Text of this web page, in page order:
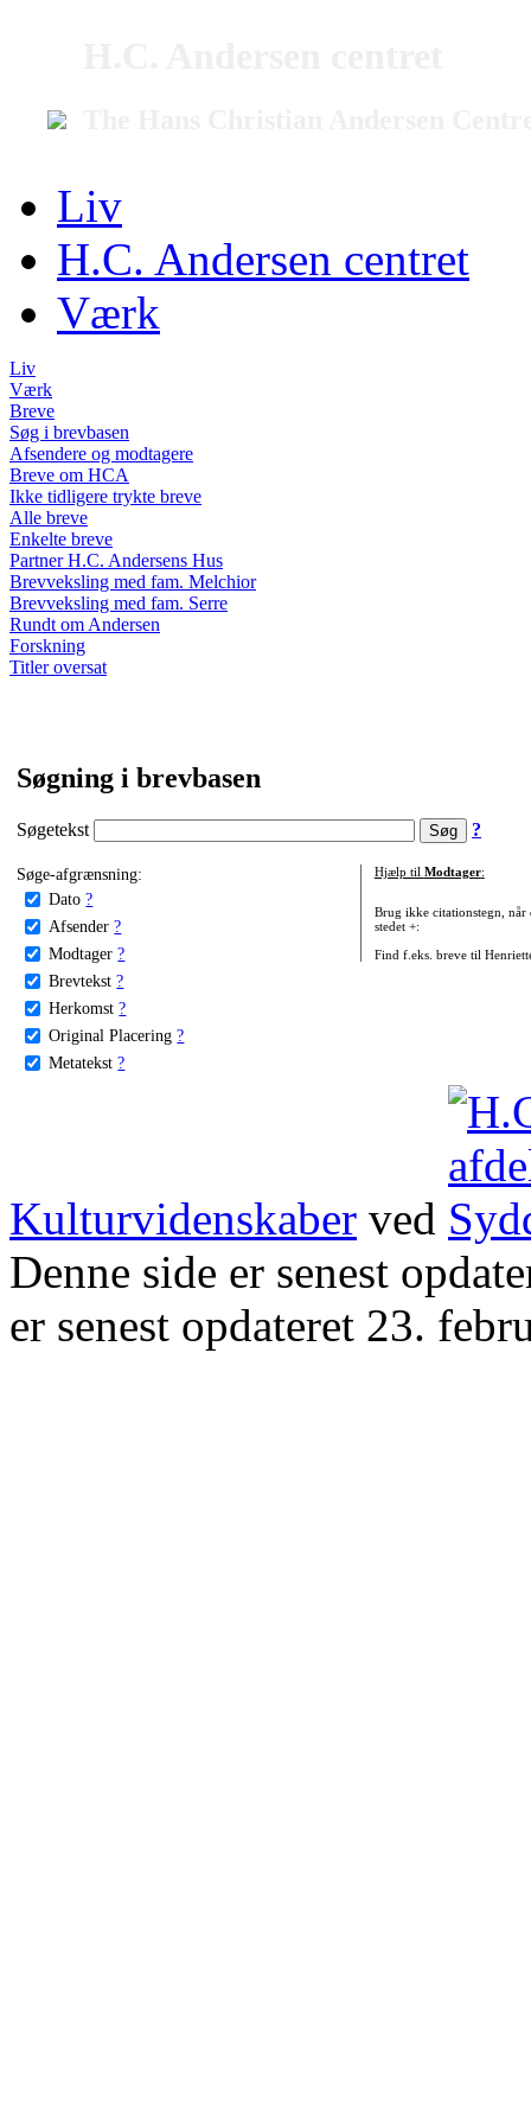
Liv
H.C. Andersen centret
Værk
Liv
Værk
Breve
Søg i brevbasen
Afsendere og modtagere
Breve om HCA
Ikke tidligere trykte breve
Alle breve
Enkelte breve
Partner H.C. Andersens Hus
Brevveksling med fam. Melchior
Brevveksling med fam. Serre
Rundt om Andersen
Forskning
Titler oversat
Søgning i brevbasen
Søgetekst ?
Søge-afgrænsning:
Dato ?
Afsender ?
Modtager ?
Brevtekst ?
Herkomst ?
Original Placering ?
Metatekst ?
Hjælp til Modtager:
Brug ikke citationstegn, når
stedet +:
Find f.eks. breve til
Kulturvidenskaber ved
Denne side er senest
er senest opdateret 23.